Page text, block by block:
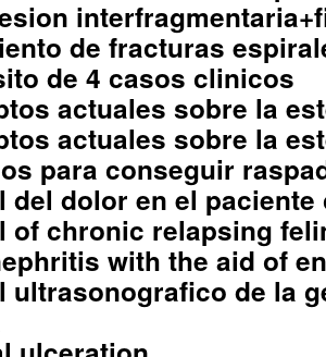
de fracturas
de 4 casos clinicos
actuales sobre la
actuales sobre la
para conseguir
del dolor en el
of chronic relapsing
with the aid of
ultrasonografico de la